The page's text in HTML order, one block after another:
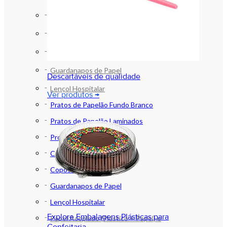
Guardanapos de Papel
Lençol Hospitalar
Pratos de Papelão Fundo Branco
Pratos de Papelão Laminados
Produtos no Atacado
Caixas de Pizza
Copos de Papel
Guardanapos de Papel
Lençol Hospitalar
Papel Acoplado (Plástico + Papel) e
Descartáveis de qualidade
Ver produtos →
Explore Embalagens Plásticas para